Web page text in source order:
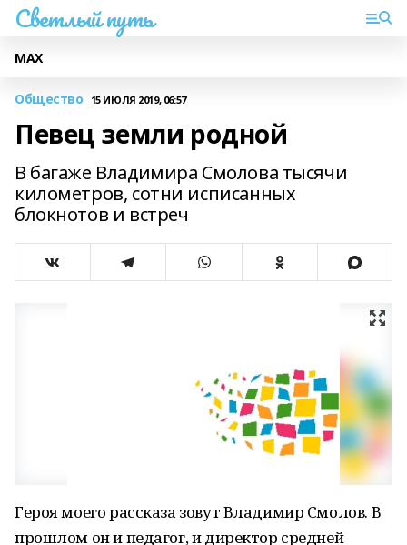
Светлый путь
МАХ
Общество 15 ИЮЛЯ 2019, 06:57
Певец земли родной
В багаже Владимира Смолова тысячи
километров, сотни исписанных
блокнотов и встреч
Героя моего рассказа зовут Владимир Смолов. В
прошлом он и педагог, и директор средней